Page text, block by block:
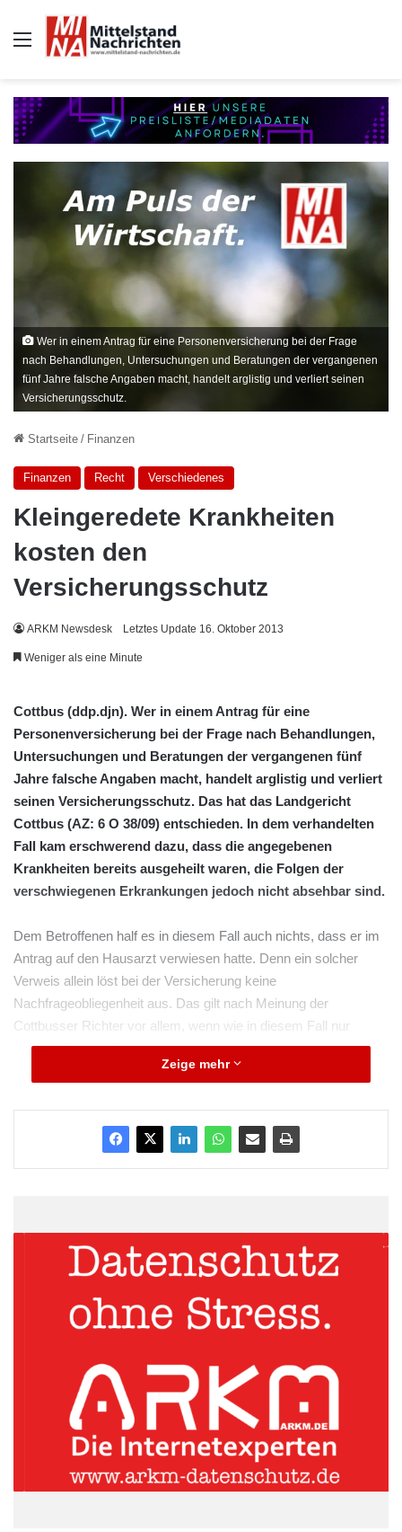
Auswahl
Wer in einem Antrag für eine Personenversicherung bei der Frage
nach Behandlungen, Untersuchungen und Beratungen der vergangenen
fünf Jahre falsche Angaben macht, handelt arglistig und verliert seinen
Versicherungsschutz.
Startseite / Finanzen
Finanzen Recht Verschiedenes
Kleingeredete Krankheiten
kosten den
Versicherungsschutz
ARKM Newsdesk Letztes Update 16. Oktober 2013
Weniger als eine Minute
Cottbus (ddp.djn). Wer in einem Antrag für eine
Personenversicherung bei der Frage nach Behandlungen,
Untersuchungen und Beratungen der vergangenen fünf
Jahre falsche Angaben macht, handelt arglistig und verliert
seinen Versicherungsschutz. Das hat das Landgericht
Cottbus (AZ: 6 O 38/09) entschieden. In dem verhandelten
Fall kam erschwerend dazu, dass die angegebenen
Krankheiten bereits ausgeheilt waren, die Folgen der
verschwiegenen Erkrankungen jedoch nicht absehbar sind.
Dem Betroffenen half es in diesem Fall auch nichts, dass er im
Antrag auf den Hausarzt verwiesen hatte. Denn ein solcher
Verweis allein löst bei der Versicherung keine
Nachfrageobliegenheit aus. Das gilt nach Meinung der
Cottbusser Richter vor allem, wenn wie in diesem Fall nur
ausgeheilte Krankheiten angegeben werden.
Zeige mehr